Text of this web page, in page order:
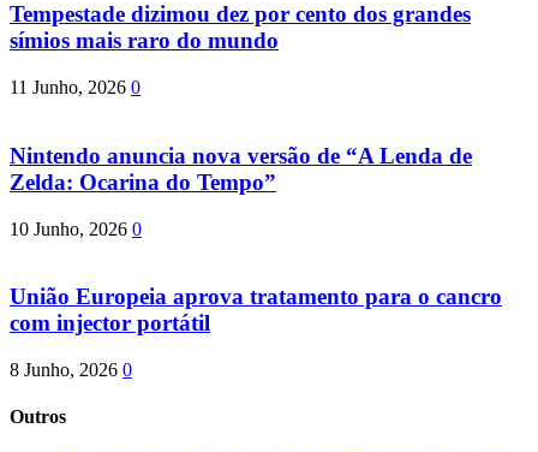
Tempestade dizimou dez por cento dos grandes
símios mais raro do mundo
11 Junho, 2026 0
Nintendo anuncia nova versão de “A Lenda de
Zelda: Ocarina do Tempo”
10 Junho, 2026 0
União Europeia aprova tratamento para o cancro
com injector portátil
8 Junho, 2026 0
Outros